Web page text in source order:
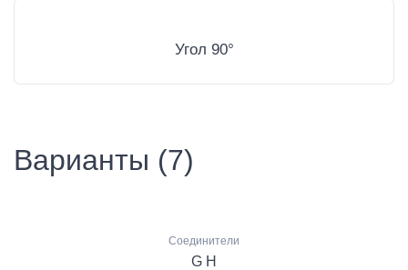
Угол 90°
Варианты (7)
Соединители
G H